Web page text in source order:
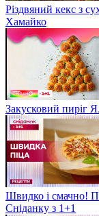
Різдвяний кекс з
Хамайко
Закусковий пиріг
Швидко і смачно!
Сніданку з 1+1